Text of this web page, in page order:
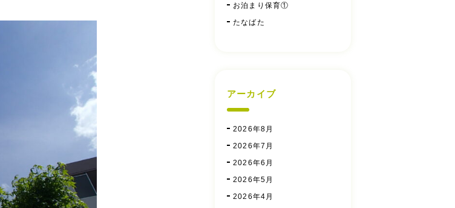
お泊まり保育①
たなばた
アーカイブ
2026年8月
2026年7月
2026年6月
2026年5月
2026年4月